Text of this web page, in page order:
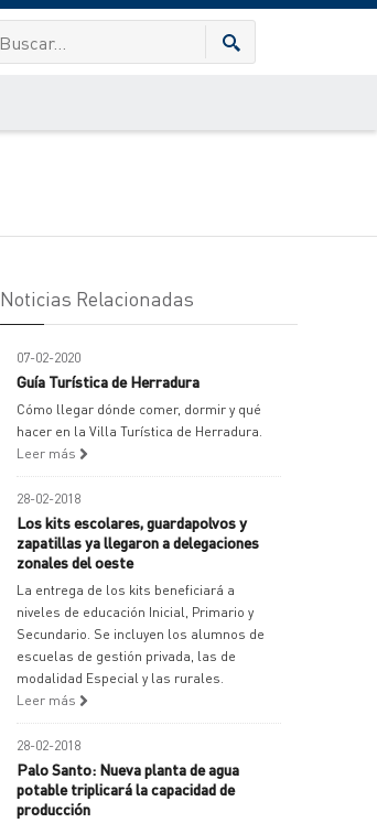
Noticias Relacionadas
07-02-2020
Guía Turística de Herradura
Cómo llegar dónde comer, dormir y qué
hacer en la Villa Turística de Herradura.
Leer más
28-02-2018
Los kits escolares, guardapolvos y
zapatillas ya llegaron a delegaciones
zonales del oeste
La entrega de los kits beneficiará a
niveles de educación Inicial, Primario y
Secundario. Se incluyen los alumnos de
escuelas de gestión privada, las de
modalidad Especial y las rurales.
Leer más
28-02-2018
Palo Santo: Nueva planta de agua
potable triplicará la capacidad de
producción